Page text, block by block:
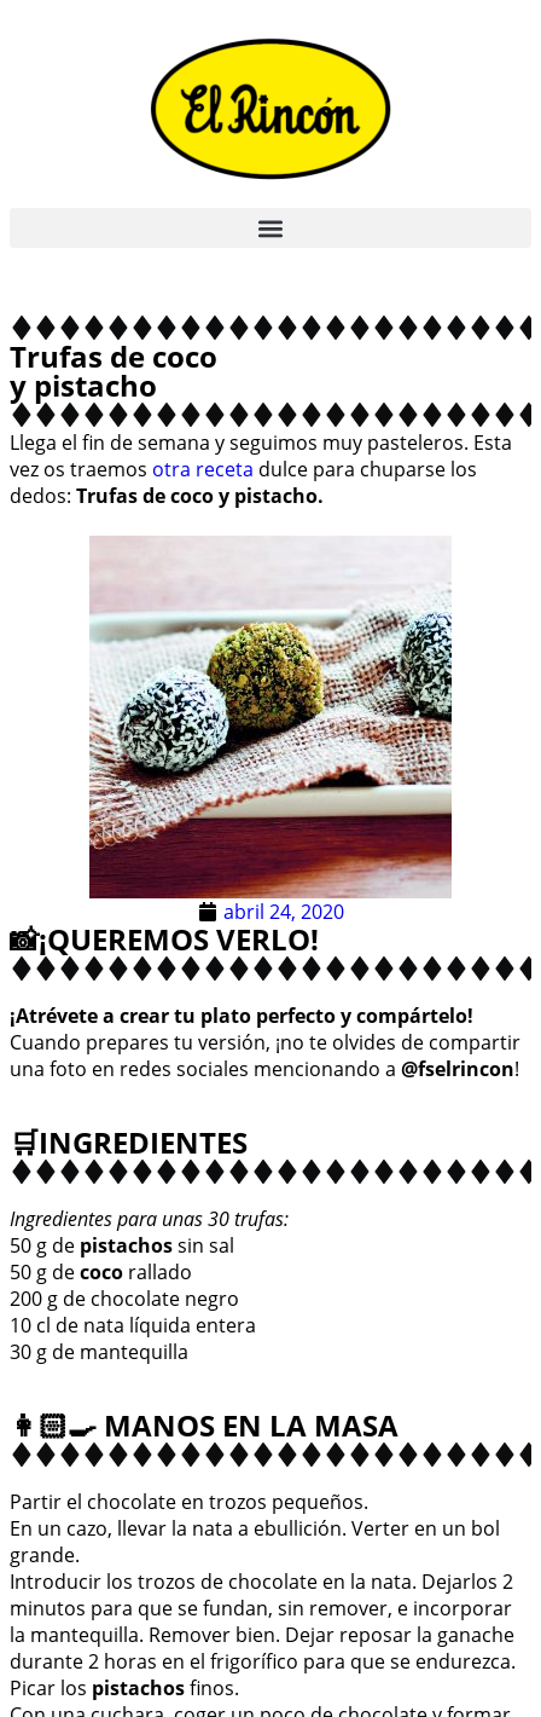
Trufas de coco
y pistacho
Llega el fin de semana y seguimos muy pasteleros. Esta
vez os traemos otra receta dulce para chuparse los
dedos: Trufas de coco y pistacho.
abril 24, 2020
📸¡QUEREMOS VERLO!
¡Atrévete a crear tu plato perfecto y compártelo!
Cuando prepares tu versión, ¡no te olvides de compartir
una foto en redes sociales mencionando a @fselrincon!
🛒INGREDIENTES
Ingredientes para unas 30 trufas:
50 g de pistachossin sal
50 g decoco rallado
200 g de chocolate negro
10 cl de nata líquida entera
30 g de mantequilla
👩🏻‍🍳 MANOS EN LA MASA
Partir el chocolate en trozos pequeños.
En un cazo, llevar la nata a ebullición. Verter en un bol
grande.
Introducir los trozos de chocolate en la nata. Dejarlos 2
minutos para que se fundan, sin remover, e incorporar
la mantequilla. Remover bien. Dejar reposar la ganache
durante 2 horas en el frigorífico para que se endurezca.
Picar los pistachosfinos.